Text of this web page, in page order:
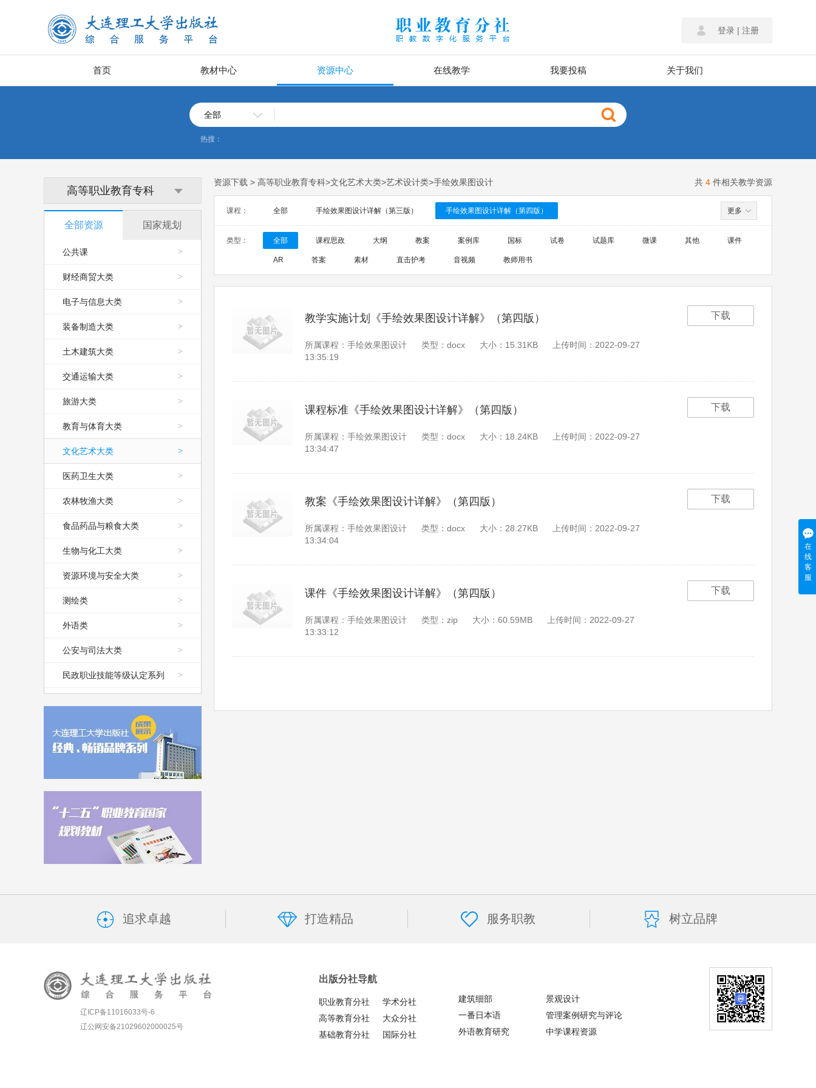
登录 | 注册
首页 教材中心 资源中心 在线教学 我要投稿 关于我们
全部
热搜：
高等职业教育专科
全部资源
公共课 >
财经商贸大类 >
电子与信息大类 >
装备制造大类 >
土木建筑大类 >
交通运输大类 >
旅游大类 >
教育与体育大类 >
文化艺术大类 >
医药卫生大类 >
农林牧渔大类 >
食品药品与粮食大类 >
生物与化工大类 >
资源环境与安全大类 >
测绘类 >
外语类 >
公安与司法大类 >
民政职业技能等级认定系列 >
国家规划
资源下载 > 高等职业教育专科>文化艺术大类>艺术设计类>手绘效果图设计 共 4 件相关教学资源
课程： 全部 手绘效果图设计详解（第三版） 手绘效果图设计详解（第四版） 更多
类型： 全部 课程思政 大纲 教案 案例库 国标 试卷 试题库 微课 其他 课件
AR 答案 素材 直击护考 音视频 教师用书
教学实施计划《手绘效果图设计详解》（第四版）
所属课程：手绘效果图设计 类型：docx 大小：15.31KB
上传时间：2022-09-27
13:35:19
下载
课程标准《手绘效果图设计详解》（第四版）
所属课程：手绘效果图设计 类型：docx 大小：18.24KB
上传时间：2022-09-27
13:34:47
下载
教案《手绘效果图设计详解》（第四版）
所属课程：手绘效果图设计 类型：docx 大小：28.27KB
上传时间：2022-09-27
13:34:04
下载
课件《手绘效果图设计详解》（第四版）
所属课程：手绘效果图设计 类型：zip 大小：60.59MB
上传时间：2022-09-27
13:33:12
下载
在
线
客
服
追求卓越 打造精品 服务职教 树立品牌
辽ICP备11016033号-6
辽公网安备21029602000025号
出版分社导航
职业教育分社
学术分社
高等教育分社
大众分社
基础教育分社
国际分社
建筑细部
景观设计
一番日本语
管理案例研究与评论
外语教育研究
中学课程资源